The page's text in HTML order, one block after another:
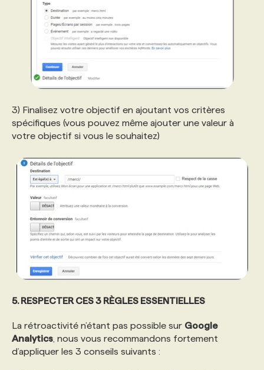
3) Finalisez votre objectif en ajoutant vos critères
spécifiques (vous pouvez même ajouter une valeur à
votre objectif si vous le souhaitez)
5. RESPECTER CES 3 RÈGLES ESSENTIELLES
La rétroactivité n’étant pas possible sur Google
Analytics , nous vous recommandons fortement
d’appliquer les 3 conseils suivants :